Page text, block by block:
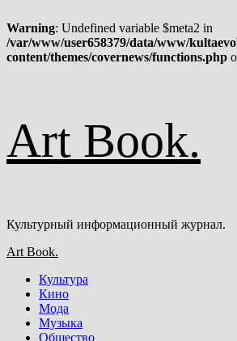
Warning: Undefined variable $meta2 in
/var/www/user658379/data/www/
content/themes/covernews/functions.php
содержимому
Art Book.
Культурный информационный журнал.
Основное
Art Book.
Культура
Кино
Мода
Музыка
Общество